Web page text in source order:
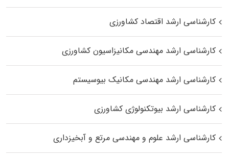
کارشناسی ارشد اقتصاد کشاورزی
کارشناسی ارشد مهندسی مکانیزاسیون کشاورزی
کارشناسی ارشد مهندسی مکانیک بیوسیستم
کارشناسی ارشد بیوتکنولوژی کشاورزی
کارشناسی ارشد علوم و مهندسی مرتع و آبخیزداری